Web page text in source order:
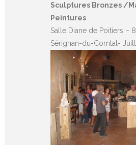
Sculptures Bronzes /
Peintures
Salle Diane de Poitiers –
Sérignan-du-Comtat-